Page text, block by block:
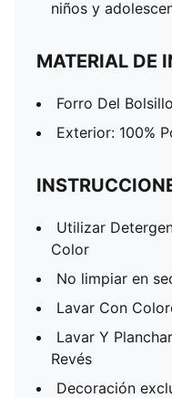
niños y
MATERIAL DE
Forro Del
Exterior: 100%
Utilizar
Color
No limpiar en
Lavar Con
Lavar Y
Revés
Decoración